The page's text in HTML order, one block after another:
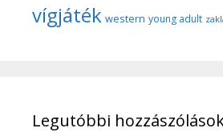
vígjáték western young adult
Legutóbbi